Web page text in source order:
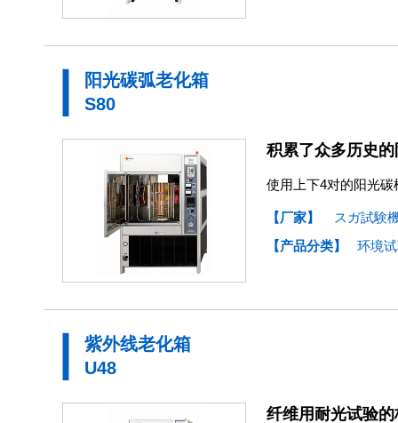
阳光碳弧老化箱
S80
积累了众多历史
使用上下4对的阳光
【厂家】
スガ試験
【产品分类】
环境
紫外线老化箱
U48
纤维用耐光试验